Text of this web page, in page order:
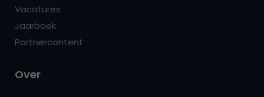
Vacatures
Jaarboek
Partnercontent
Over